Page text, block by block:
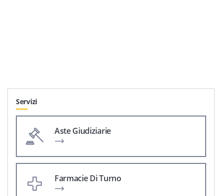
Servizi
Aste Giudiziarie
Farmacie Di Turno